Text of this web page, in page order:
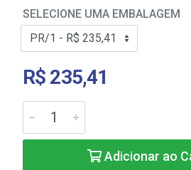
SELECIONE UMA EMBALAGEM
R$ 235,41
Adicionar ao